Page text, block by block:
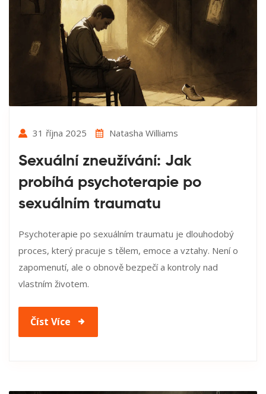
31 října 2025 Natasha Williams
Sexuální zneužívání: Jak
probíhá psychoterapie po
sexuálním traumatu
Psychoterapie po sexuálním traumatu je dlouhodobý
proces, který pracuje s tělem, emoce a vztahy. Není o
zapomenutí, ale o obnově bezpečí a kontroly nad
vlastním životem.
Číst Více